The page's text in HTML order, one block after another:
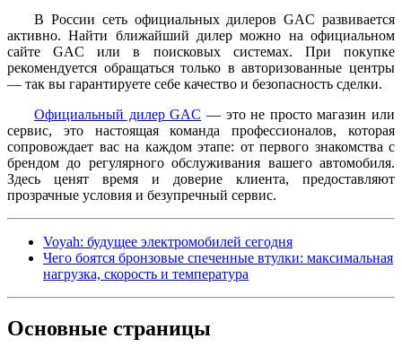
В России сеть официальных дилеров GAC развивается
активно. Найти ближайший дилер можно на официальном
сайте GAC или в поисковых системах. При покупке
рекомендуется обращаться только в авторизованные центры
— так вы гарантируете себе качество и безопасность сделки.
Официальный дилер GAC — это не просто магазин или
сервис, это настоящая команда профессионалов, которая
сопровождает вас на каждом этапе: от первого знакомства с
брендом до регулярного обслуживания вашего автомобиля.
Здесь ценят время и доверие клиента, предоставляют
прозрачные условия и безупречный сервис.
Voyah: будущее электромобилей сегодня
Чего боятся бронзовые спеченные втулки: максимальная
нагрузка, скорость и температура
Основные страницы